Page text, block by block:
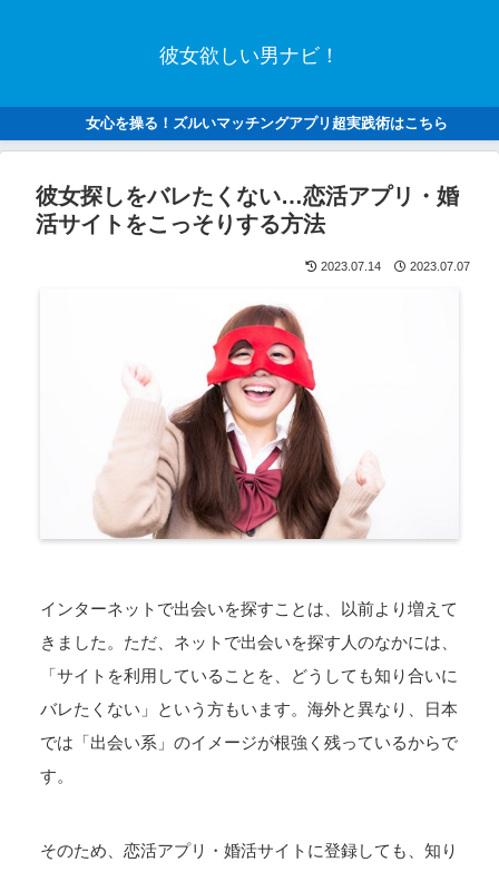
彼女欲しい男ナビ！
女心を操る！ズルいマッチングアプリ超実践術はこちら
彼女探しをバレたくない…恋活アプリ・婚
活サイトをこっそりする方法
2023.07.14 2023.07.07
インターネットで出会いを探すことは、以前より増えて
きました。ただ、ネットで出会いを探す人のなかには、
「サイトを利用していることを、どうしても知り合いに
バレたくない」という方もいます。海外と異なり、日本
では「出会い系」のイメージが根強く残っているからで
す。
そのため、恋活アプリ・婚活サイトに登録しても、知り